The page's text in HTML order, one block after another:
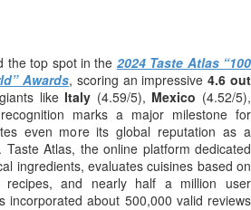
the top spot in the 2024 Taste Atlas “100
Awards, scoring an impressive4.6 out
likeItaly (4.59/5), Mexico (4.52/5),
marks a major milestone for
even more its global reputation as a
. Taste Atlas, the online platform dedicated
ingredients, evaluates cuisines based on
recipes, and nearly half a million user
incorporated about 500,000 valid reviews